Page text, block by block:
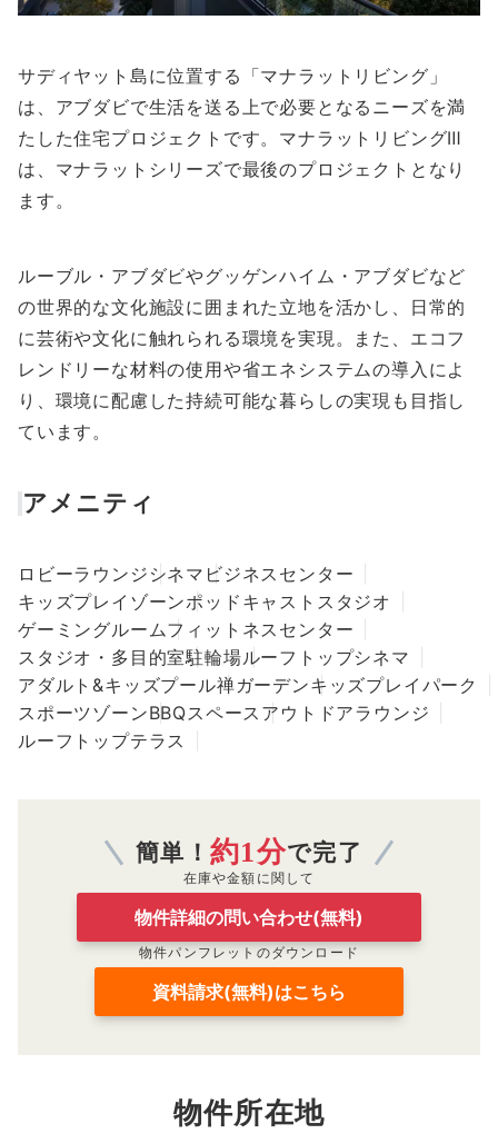
サディヤット島に位置する「マナラットリビング」
は、アブダビで生活を送る上で必要となるニーズを満
たした住宅プロジェクトです。マナラットリビングⅢ
は、マナラットシリーズで最後のプロジェクトとなり
ます。
ルーブル・アブダビやグッゲンハイム・アブダビなど
の世界的な文化施設に囲まれた立地を活かし、日常的
に芸術や文化に触れられる環境を実現。また、エコフ
レンドリーな材料の使用や省エネシステムの導入によ
り、環境に配慮した持続可能な暮らしの実現も目指し
ています。
アメニティ
ロビーラウンジ シネマ ビジネスセンター
キッズプレイゾーンポッドキャストスタジオ
ゲーミングルームフィットネスセンター
スタジオ・多目的室駐輪場ルーフトップシネマ
アダルト&キッズプール禅ガーデンキッズプレイパーク
スポーツゾーンBBQスペース アウトドアラウンジ
ルーフトップテラス
簡単！約1分で完了
在庫や金額に関して
物件詳細の問い合わせ(無料)
物件パンフレットのダウンロード
資料請求(無料)はこちら
物件所在地